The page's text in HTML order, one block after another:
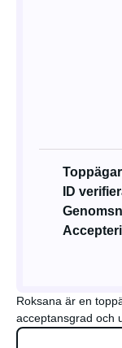
ID
Roksana är en
acceptansgrad och